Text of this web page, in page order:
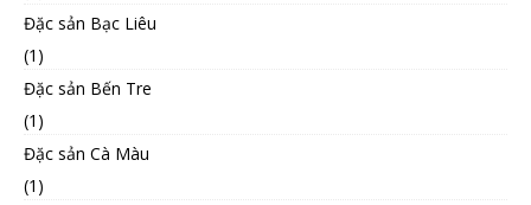
Đặc sản Bạc Liêu
(1)
Đặc sản Bến Tre
(1)
Đặc sản Cà Màu
(1)